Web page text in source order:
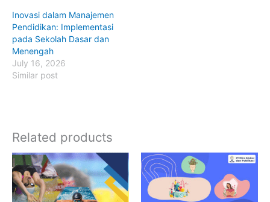
Inovasi dalam Manajemen
Pendidikan: Implementasi
pada Sekolah Dasar dan
Menengah
July 16, 2026
Similar post
Related products